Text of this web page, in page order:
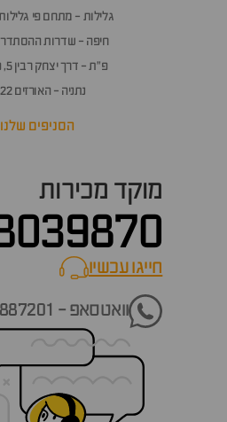
גלילות - מתחם פי
חיפה - שדרות ההסתדרות 52,
פ״ת - דרך יצחק רבין 5, פתח תקווה
נתניה - האורזים 22, נתניה
הסניפים
מוקד מכירות
חייגו עכשיוcall now
וואטסאפ - 054-3887201